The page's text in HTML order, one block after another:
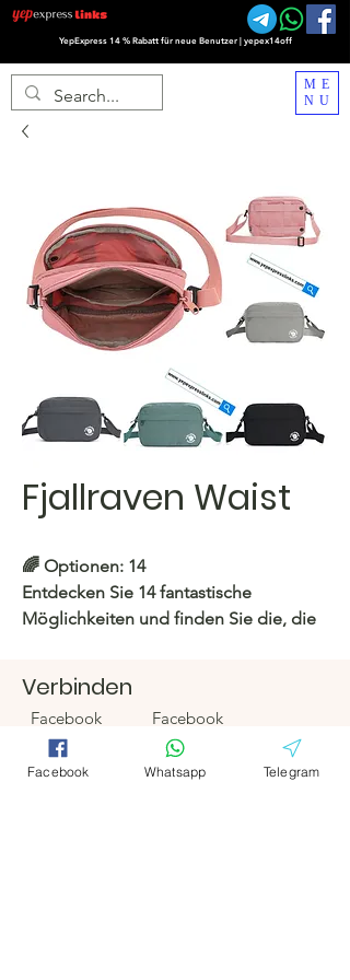
YepExpress 14 % Rabatt für neue Benutzer | yepex14off
ME
NU
Fjallraven Waist
🌈 Optionen: 14
Entdecken Sie 14 fantastische
Möglichkeiten und finden Sie die, die
https://c.hacoo.pl/2mh2yK
Hacoo Store
https://c.hacoo.pl/2eg7RJ
Verbinden
Facebook
Telegramm
Hacoo Store
Tabellenkalkula
Facebook
Telegramm
Facebook Whatsapp Telegram